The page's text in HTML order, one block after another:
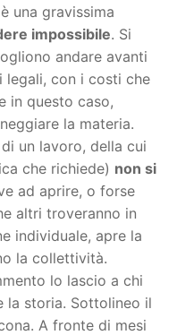
una gravissima
impossibile. Si
andare avanti
legali, con i costi che
in questo caso,
la materia.
un lavoro, della cui
che richiede) non si
ad aprire, o forse
altri troveranno in
individuale, apre la
la collettività.
lo lascio a chi
la storia. Sottolineo il
A fronte di mesi